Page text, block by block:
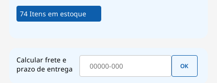
74 Itens em estoque
Calcular frete e
prazo de entrega
OK